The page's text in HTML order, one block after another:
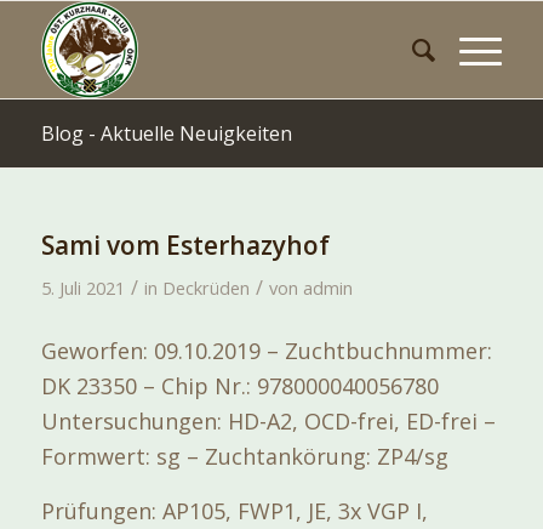
Blog - Aktuelle Neuigkeiten
Sami vom Esterhazyhof
5. Juli 2021 / in Deckrüden / von admin
Geworfen: 09.10.2019 – Zuchtbuchnummer:
DK 23350 – Chip Nr.: 978000040056780
Untersuchungen: HD-A2, OCD-frei, ED-frei –
Formwert: sg – Zuchtankörung: ZP4/sg
Prüfungen: AP105, FWP1, JE, 3x VGP I,